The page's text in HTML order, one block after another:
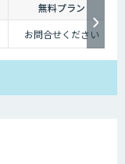
無料プラン
お問合せください